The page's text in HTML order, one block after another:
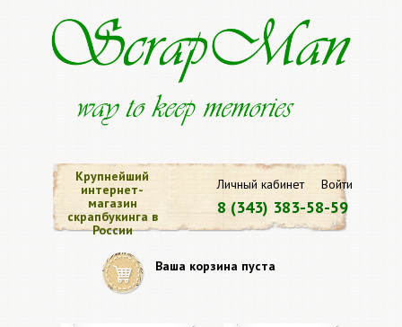
Личный кабинет Войти
8 (343) 383-58-59
Крупнейший
интернет-
магазин
скрапбукинга в
России
Ваша корзина пуста